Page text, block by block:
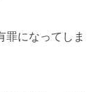
罪になってしま